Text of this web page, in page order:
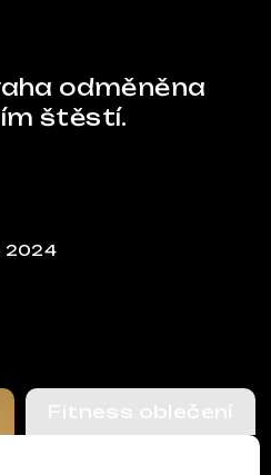
odměněna
štěstí.
2024
Fitness oblečení